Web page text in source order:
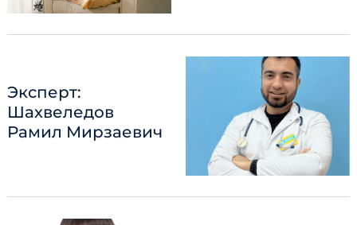
Эксперт:
Шахвеледов
Рамил Мирзаевич